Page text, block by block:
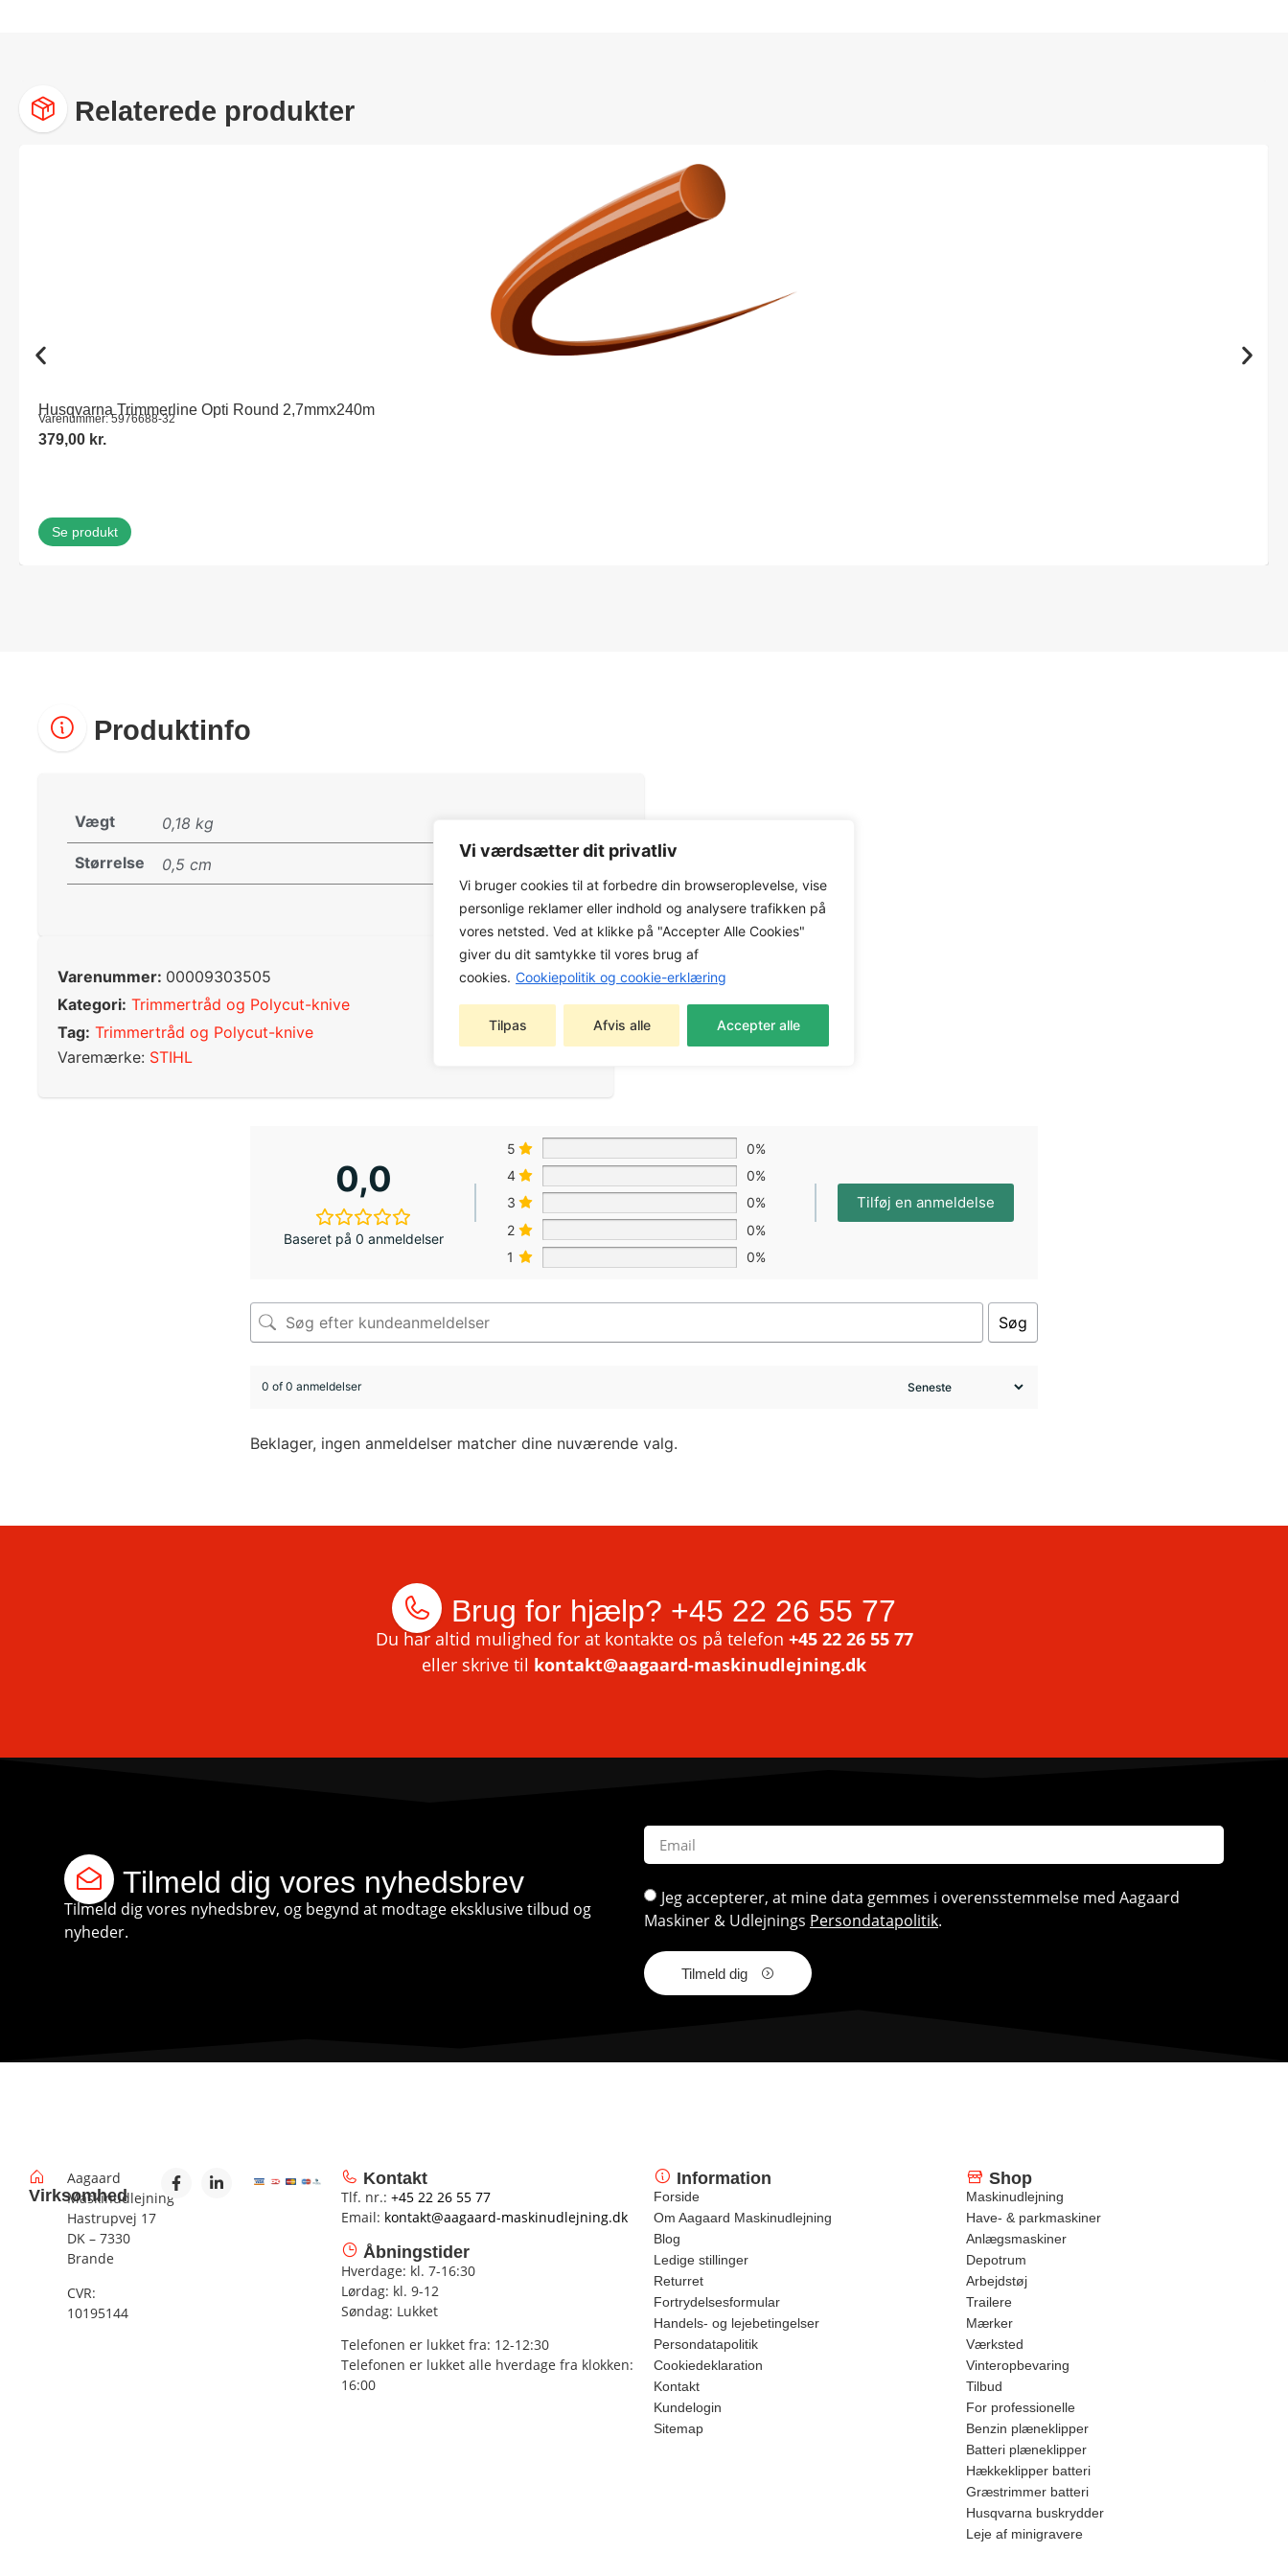
Vi værdsætter dit privatliv
Vi bruger cookies til at forbedre din browseroplevelse, vise
personlige reklamer eller indhold og analysere trafikken på
vores netsted. Ved at klikke på "Accepter Alle Cookies"
giver du dit samtykke til vores brug af
cookies. Cookiepolitik og cookie-erklæring
Tilpas Afvis alle Accepter alle
Relaterede produkter
Husqvarna Trimmerline Opti Round 2,7mmx240m
Varenummer: 5976688-32
379,00 kr.
Se produkt
Produktinfo
Vægt 0,18 kg
Størrelse 0,5 cm
Varenummer: 00009303505
Kategori: Trimmertråd og Polycut-knive
Tag: Trimmertråd og Polycut-knive
Varemærke: STIHL
0,0
Baseret på 0 anmeldelser
5
0%
4
0%
3
0%
2
0%
1
0%
Tilføj en anmeldelse
Søg
0 of 0 anmeldelser
Beklager, ingen anmeldelser matcher dine nuværende valg.
Brug for hjælp? +45 22 26 55 77
Du har altid mulighed for at kontakte os på telefon +45 22 26 55 77
eller skrive til kontakt@aagaard-maskinudlejning.dk
Tilmeld dig vores nyhedsbrev
Tilmeld dig vores nyhedsbrev, og begynd at modtage eksklusive tilbud og
nyheder.
Jeg accepterer, at mine data gemmes i overensstemmelse med Aagaard
Maskiner & Udlejnings Persondatapolitik.
Tilmeld dig
Virksomhed
Aagaard
Maskinudlejning
Hastrupvej 17
DK – 7330
Brande
CVR:
10195144
Kontakt
Tlf. nr.: +45 22 26 55 77
Email: kontakt@aagaard-maskinudlejning.dk
Åbningstider
Hverdage: kl. 7-16:30
Lørdag: kl. 9-12
Søndag: Lukket
Telefonen er lukket fra: 12-12:30
Telefonen er lukket alle hverdage fra klokken:
16:00
Information
Forside
Om Aagaard Maskinudlejning
Blog
Ledige stillinger
Returret
Fortrydelsesformular
Handels- og lejebetingelser
Persondatapolitik
Cookiedeklaration
Kontakt
Kundelogin
Sitemap
Shop
Maskinudlejning
Have- & parkmaskiner
Anlægsmaskiner
Depotrum
Arbejdstøj
Trailere
Mærker
Værksted
Vinteropbevaring
Tilbud
For professionelle
Benzin plæneklipper
Batteri plæneklipper
Hækkeklipper batteri
Græstrimmer batteri
Husqvarna buskrydder
Leje af minigravere